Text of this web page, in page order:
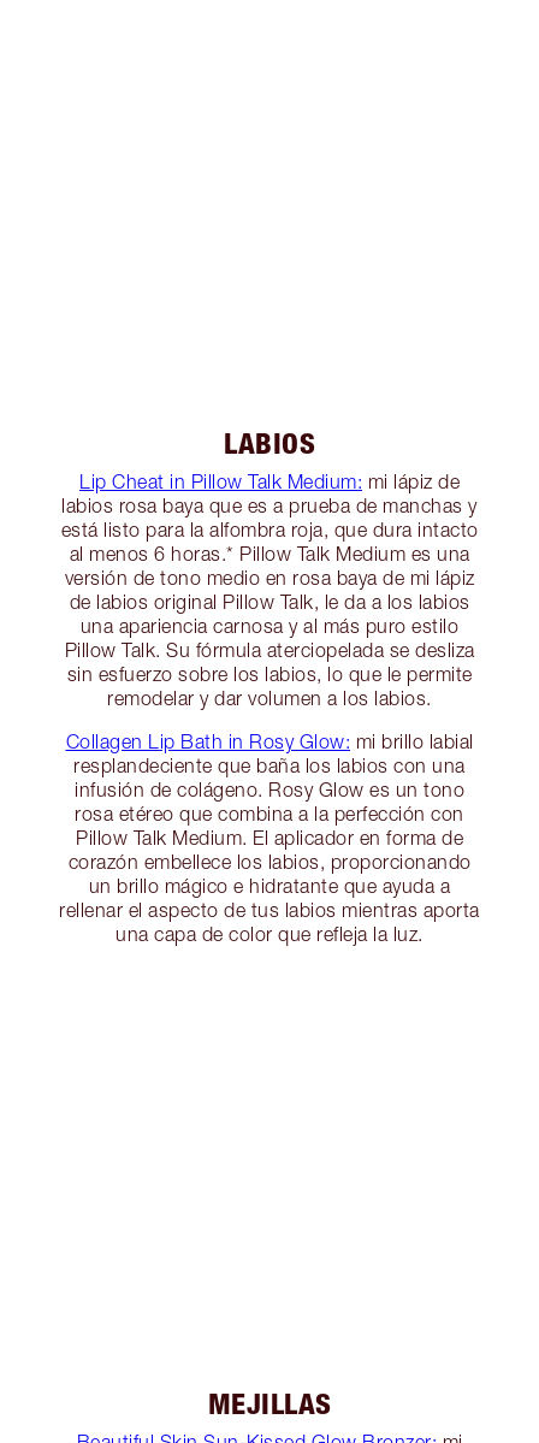
LABIOS
Lip Cheat in Pillow Talk Medium: mi lápiz de
labios rosa baya que es a prueba de manchas y
está listo para la alfombra roja, que dura intacto
al menos 6 horas.* Pillow Talk Medium es una
versión de tono medio en rosa baya de mi lápiz
de labios original Pillow Talk, le da a los labios
una apariencia carnosa y al más puro estilo
Pillow Talk. Su fórmula aterciopelada se desliza
sin esfuerzo sobre los labios, lo que le permite
remodelar y dar volumen a los labios.
Collagen Lip Bath in Rosy Glow: mi brillo labial
resplandeciente que baña los labios con una
infusión de colágeno. Rosy Glow es un tono
rosa etéreo que combina a la perfección con
Pillow Talk Medium. El aplicador en forma de
corazón embellece los labios, proporcionando
un brillo mágico e hidratante que ayuda a
rellenar el aspecto de tus labios mientras aporta
una capa de color que refleja la luz.
MEJILLAS